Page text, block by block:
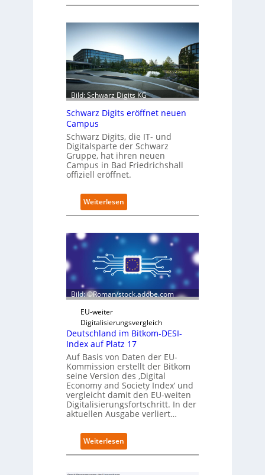
t
r
o
f
i
t
-
D
t
n
s
a
u
e
r
i
t
e
g
r
e
r
Bild: Schwarz Digits KG
Schwarz Digits eröffnet neuen
Campus
Schwarz Digits, die IT- und
Digitalsparte der Schwarz
Gruppe, hat ihren neuen
Campus in Bad Friedrichshall
offiziell eröffnet.
Weiterlesen:
S
h
w
a
r
z
i
t
s
e
r
ö
f
f
n
e
n
e
u
Bild: ©Roman/stock.adobe.com
EU-weiter
Digitalisierungsvergleich
Deutschland im Bitkom-DESI-
Index auf Platz 17
Auf Basis von Daten der EU-
Kommission erstellt der Bitkom
seine Version des ‚Digital
Economy and Society Index‘ und
vergleicht damit den EU-weiten
Digitalisierungsfortschritt. In der
aktuellen Ausgabe verliert…
Weiterlesen:
D